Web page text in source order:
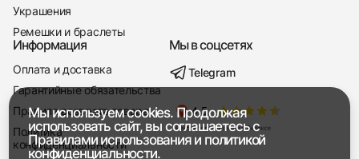
+7 916 221-22-37
Мы насвязи 08:00 — 19:00
Украшения
Ремешки и браслеты
Информация
Оплата и доставка
Гарантийные обязательства
Правила возврата товара
Политика
конфиденциальности
Мы в соцсетях
Telegram
Мы используем cookies. Продолжая
использовать сайт, вы соглашаетесь с
Правилами использованияи политикой
конфиденциальности.